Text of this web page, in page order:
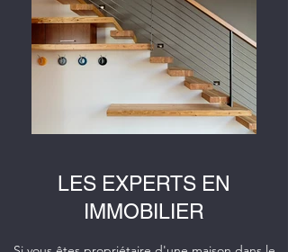
LES EXPERTS EN
IMMOBILIER